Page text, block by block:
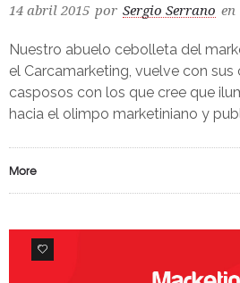
14 abril 2015 por Sergio Serrano en
Nuestro abuelo cebolleta del
el Carcamarketing, vuelve con
casposos con los que cree que
hacia el olimpo marketiniano y
More
0